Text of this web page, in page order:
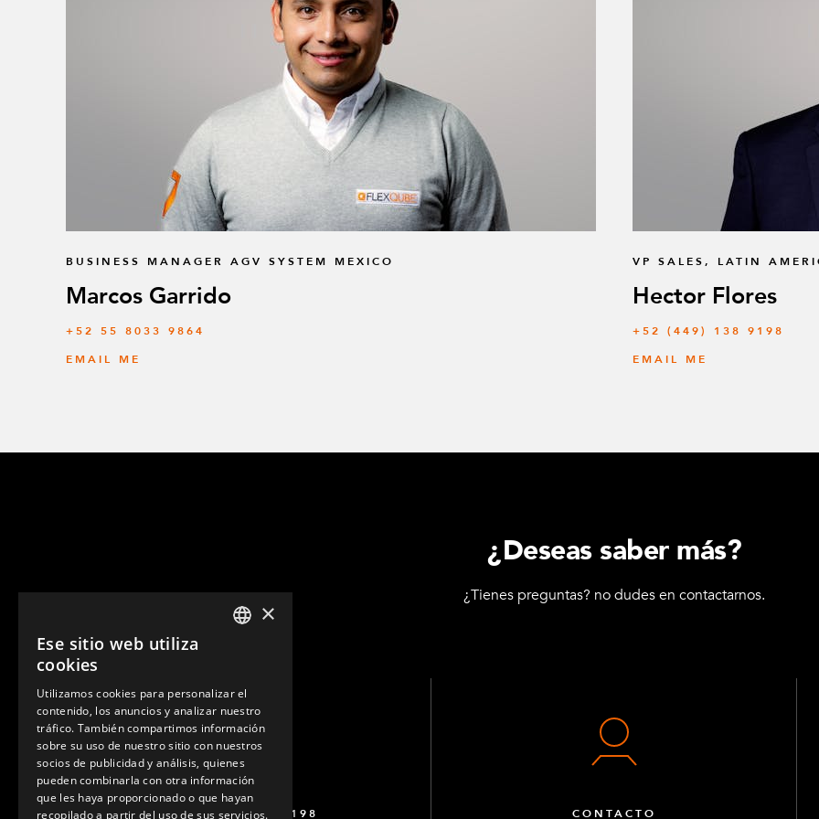
BUSINESS MANAGER AGV SYSTEM MEXICO
Marcos Garrido
+52 55 8033 9864
EMAIL ME
VP SALES, LATIN
Hector Flores
+52 (449) 138 9198
EMAIL ME
¿Deseas saber más?
¿Tienes preguntas? no dudes en contactarnos.
+52 449 138 9198 CONTACTO
×
Ese sitio web utiliza
cookies
Utilizamos cookies para personalizar el
contenido, los anuncios y analizar nuestro
tráfico. También compartimos información
sobre su uso de nuestro sitio con nuestros
socios de publicidad y análisis, quienes
pueden combinarla con otra información
que les haya proporcionado o que hayan
recopilado a partir del uso de sus servicios.